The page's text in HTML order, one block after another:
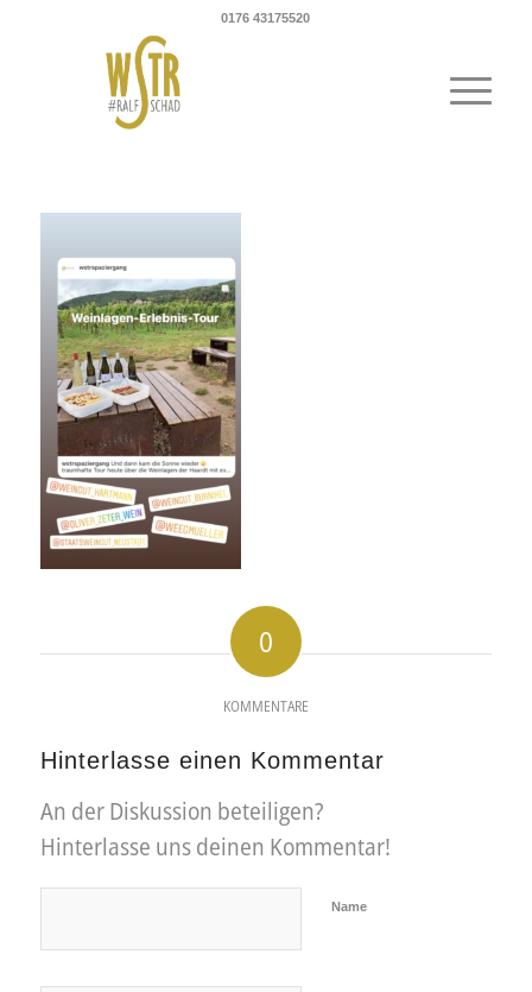
0176 43175520
0
KOMMENTARE
Hinterlasse einen Kommentar
An der Diskussion beteiligen?
Hinterlasse uns deinen Kommentar!
Name